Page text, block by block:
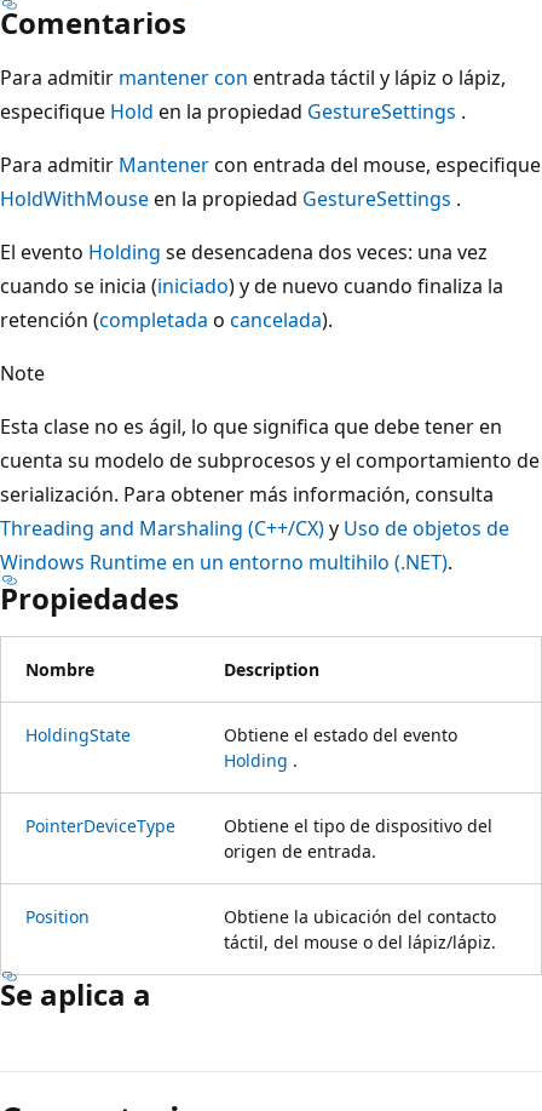
Comentarios
Para admitir mantener con entrada táctil y lápiz o lápiz,
especifique Hold en la propiedad GestureSettings .
Para admitir Mantenercon entrada del mouse, especifique
HoldWithMouseen la propiedad GestureSettings .
El evento Holding se desencadena dos veces: una vez
cuando se inicia (iniciado) y de nuevo cuando finaliza la
retención (completada o cancelada).
Note
Esta clase no es ágil, lo que significa que debe tener en
cuenta su modelo de subprocesos y el comportamiento de
serialización. Para obtener más información, consulta
Threading and Marshaling (C++/CX)y Uso de objetos de
Windows Runtime en un entorno multihilo (.NET).
Propiedades
Nombre Description
HoldingState
Obtiene el estado del evento
Holding .
PointerDeviceType
Obtiene el tipo de dispositivo del
origen de entrada.
Position
Obtiene la ubicación del contacto
táctil, del mouse o del lápiz/lápiz.
Se aplica a
de